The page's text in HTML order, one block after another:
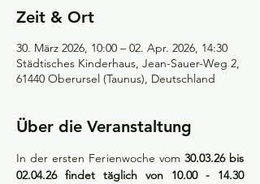
Zeit & Ort
30. März 2026, 10:00 – 02. Apr. 2026, 14:30
Städtisches Kinderhaus, Jean-Sauer-Weg 2,
61440 Oberursel (Taunus), Deutschland
Über die Veranstaltung
In der ersten Ferienwoche vom 30.03.26 bis
02.04.26 findet täglich von 10.00 - 14.30